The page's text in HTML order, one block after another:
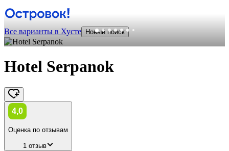
Все варианты в Хусте Новый поиск
Hotel Serpanok
4,0
Оценка по отзывам
1 отзыв